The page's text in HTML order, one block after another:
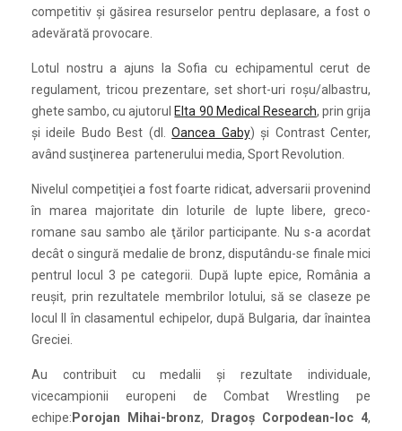
competitiv şi găsirea resurselor pentru deplasare, a fost o
adevărată provocare.
Lotul nostru a ajuns la Sofia cu echipamentul cerut de
regulament, tricou prezentare, set short-uri roşu/albastru,
ghete sambo, cu ajutorul Elta 90 Medical Research, prin grija
şi ideile Budo Best (dl.Oancea Gaby) şi Contrast Center,
având susţinerea partenerului media, Sport Revolution.
Nivelul competiţiei a fost foarte ridicat, adversarii provenind
în marea majoritate din loturile de lupte libere, greco-
romane sau sambo ale ţărilor participante. Nu s-a acordat
decât o singură medalie de bronz, disputându-se finale mici
pentrul locul 3 pe categorii. După lupte epice, România a
reuşit, prin rezultatele membrilor lotului, să se claseze pe
locul II în clasamentul echipelor, după Bulgaria, dar înaintea
Greciei.
Au contribuit cu medalii şi rezultate individuale,
vicecampionii europeni de Combat Wrestling pe
echipe: Porojan Mihai-bronz, Dragoş Corpodean-loc 4,